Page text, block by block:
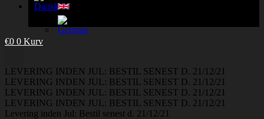
€0 0 Kurv
LEVERING INDEN JUL: BESTIL SENEST D. 21/12/21
LEVERING INDEN JUL: BESTIL SENEST D. 21/12/21
LEVERING INDEN JUL: BESTIL SENEST D. 21/12/21
LEVERING INDEN JUL: BESTIL SENEST D. 21/12/21
Levering inden Jul: Bestil senest d. 21/12/21